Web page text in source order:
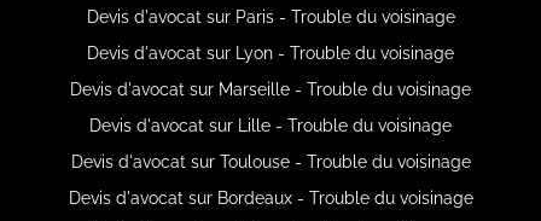
Devis d'avocat sur Paris - Trouble du voisinage
Devis d'avocat sur Lyon - Trouble du voisinage
Devis d'avocat sur Marseille - Trouble du voisinage
Devis d'avocat sur Lille - Trouble du voisinage
Devis d'avocat sur Toulouse - Trouble du voisinage
Devis d'avocat sur Bordeaux - Trouble du voisinage